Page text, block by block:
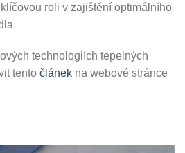
roli v zajištění optimálního
technologiích tepelných
tento článek na webové stránce